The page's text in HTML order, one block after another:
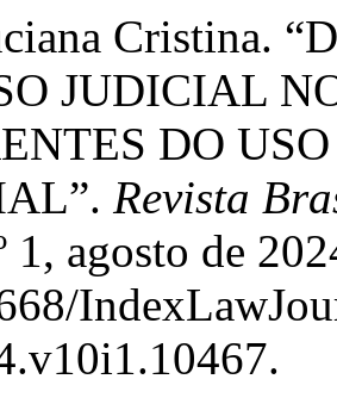
Cristina.
JUDICIAL
DO
Revista
1, agosto de